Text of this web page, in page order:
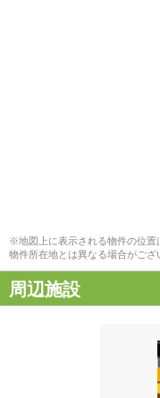
※地図上に表示される物件の位置
物件所在地とは異なる場合がござ
周辺施設